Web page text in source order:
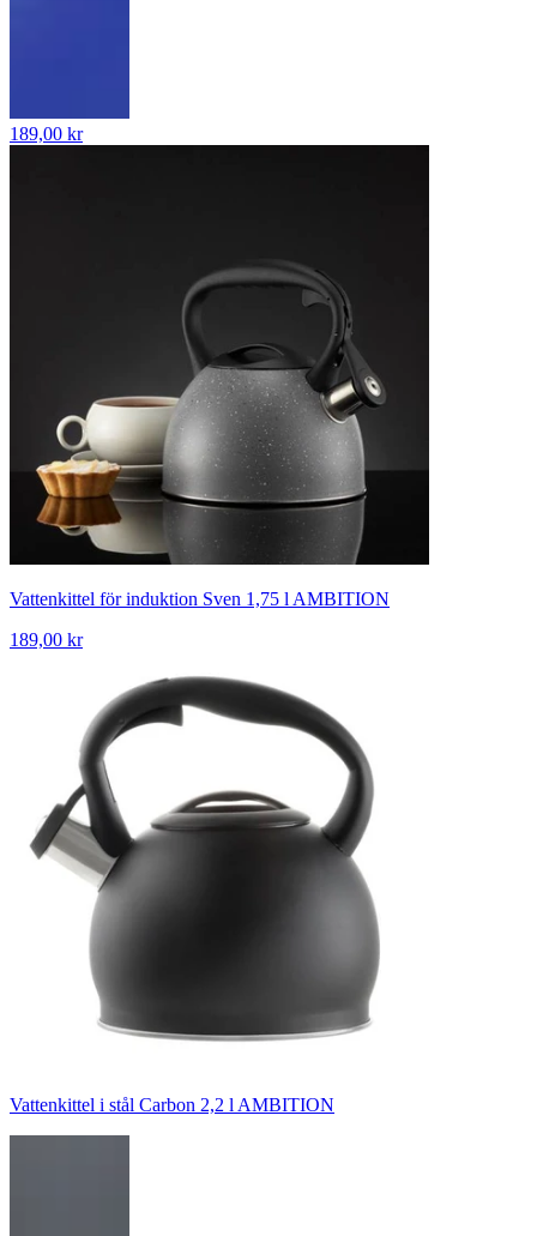
189,00 kr
Vattenkittel för induktion Sven 1,75 l AMBITION
189,00 kr
Vattenkittel i stål Carbon 2,2 l AMBITION